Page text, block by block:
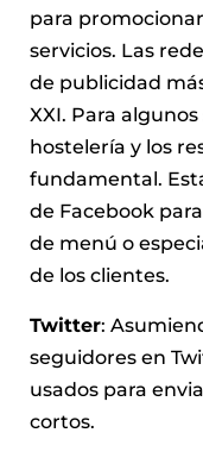
para
servicios. Las
de publicidad
XXI. Para
hostelería y los
fundamental.
de Facebook
de menú o
de los clientes.
Twitter:
seguidores en
usados para
cortos.